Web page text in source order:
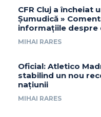
CFR Cluj a încheiat
Șumudică »
informațiile despre
MIHAI RARES
Oficial: Atletico
stabilind un nou
națiunii
MIHAI RARES